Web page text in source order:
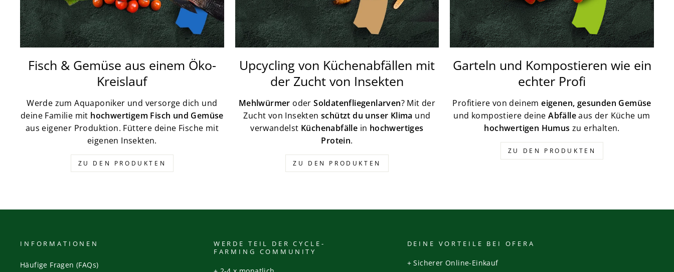
Fisch & Gemüse aus einem Öko-
Kreislauf
Werde zum Aquaponiker und versorge dich und
deine Familie mit hochwertigem Fisch und Gemüse
aus eigener Produktion. Füttere deine Fische mit
eigenen Insekten.
ZU DEN PRODUKTEN
Upcycling von Küchenabfällen mit
der Zucht von Insekten
Mehlwürmer oderSoldatenfliegenlarven? Mit der
Zucht von Insektenschützt du unser Klima und
verwandelst Küchenabfälle in hochwertiges
Protein.
ZU DEN PRODUKTEN
Garteln und Kompostieren wie ein
echter Profi
Profitiere von deinemeigenen, gesunden Gemüse
und kompostiere deineAbfälleaus der Küche um
hochwertigen Humus zu erhalten.
ZU DEN PRODUKTEN
INFORMATIONEN
Häufige Fragen (FAQs)
WERDE TEIL DER CYCLE-
FARMING COMMUNITY
DEINE VORTEILE BEI OFERA
+ Sicherer Online-Einkauf